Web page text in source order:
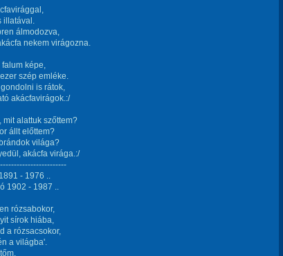
illatával.
álmodozva,
nekem virágozna.
képe,
szép emléke.
is rátok,
akácfavirágok.:/
mit alattuk szőttem?
állt előttem?
világa?
akácfa virága.:/
- 1976 ..
1902 - 1987 ..
rózsabokor,
sírok hiába,
a rózsacsokor,
a világba'.